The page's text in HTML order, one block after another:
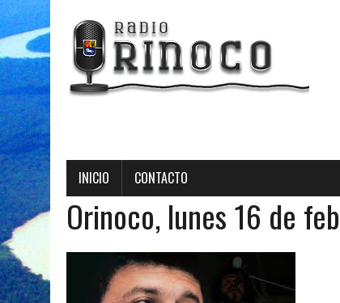
INICIO CONTACTO
Orinoco, lunes 16 de